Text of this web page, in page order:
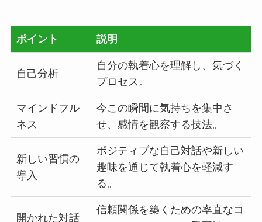
ポイント 説明
自己分析
自分の執着心を理解し、気づく
プロセス。
マインドフル
ネス
今この瞬間に気持ちを集中さ
せ、感情を観察する技法。
新しい習慣の
導入
ポジティブな自己対話や新しい
趣味を通じて執着心を軽減す
る。
開かれた対話
信頼関係を築くための率直なコ